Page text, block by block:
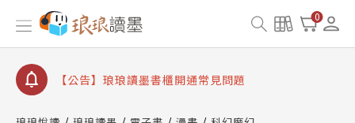
0
【公告】琅琅讀墨數位閱讀資產合併與書櫃開通申請
【公告】琅琅讀墨書櫃開通常見問題
【公告】琅琅讀墨 3 分鐘完成書櫃開通與資產合併申
請圖文教學